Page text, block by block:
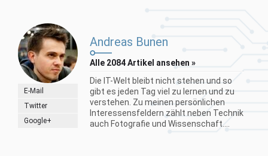
E-Mail
Twitter
Google+
Andreas Bunen
Alle 2084 Artikel ansehen »
Die IT-Welt bleibt nicht stehen und so
gibt es jeden Tag viel zu lernen und zu
verstehen. Zu meinen persönlichen
Interessensfeldern zählt neben Technik
auch Fotografie und Wissenschaft....